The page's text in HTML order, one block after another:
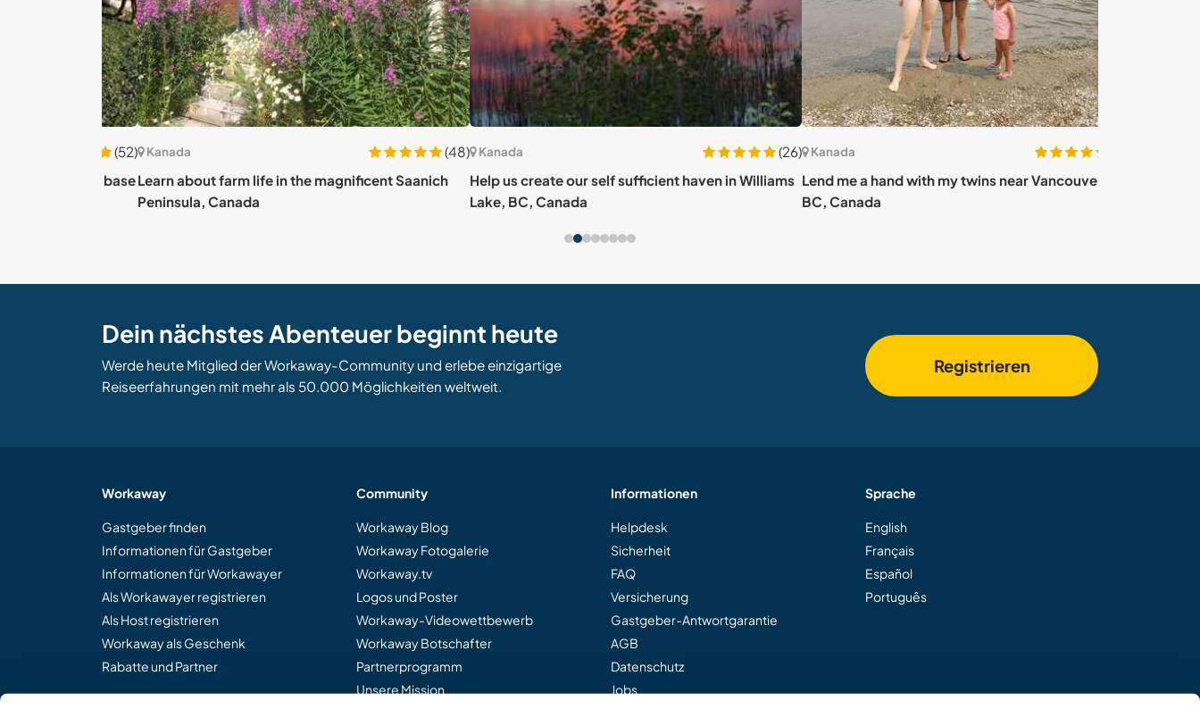
Kanada
(48)
Learn about farm life in the magnificent Saanich
Peninsula, Canada
Kanada
(26)
Help us create our self sufficient haven in Williams
Lake, BC, Canada
Kanada
(26)
Lend me a hand with my twins near Vancouver in
BC, Canada
Dein nächstes Abenteuer beginnt heute
Werde heute Mitglied der Workaway-Community und erlebe einzigartige
Reiseerfahrungen mit mehr als 50.000 Möglichkeiten weltweit.
Registrieren
Workaway
Gastgeber finden
Informationen für Gastgeber
Informationen für Workawayer
Als Workawayer registrieren
Als Host registrieren
Workaway als Geschenk
Rabatte und Partner
Community
Workaway Blog
Workaway Fotogalerie
Workaway.tv
Logos und Poster
Workaway-Videowettbewerb
Workaway Botschafter
Partnerprogramm
Unsere Mission
Informationen
Helpdesk
Sicherheit
FAQ
Versicherung
Gastgeber-Antwortgarantie
AGB
Datenschutz
Jobs
Sprache
English
Français
Español
Português